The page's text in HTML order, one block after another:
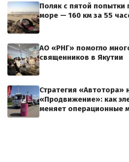
Поляк с пятой попытки
море — 160 км за 55
АО «РНГ» помогло
священников в Якутии
Стратегия «Автотора»
«Продвижение»: как
меняет операционные